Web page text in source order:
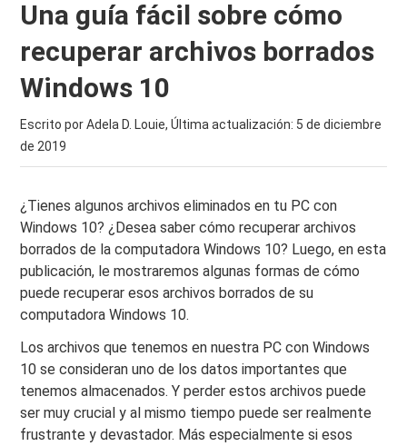
Una guía fácil sobre cómo
recuperar archivos borrados
Windows 10
Escrito por Adela D. Louie, Última actualización: 5 de diciembre
de 2019
¿Tienes algunos archivos eliminados en tu PC con
Windows 10? ¿Desea saber cómo recuperar archivos
borrados de la computadora Windows 10? Luego, en esta
publicación, le mostraremos algunas formas de cómo
puede recuperar esos archivos borrados de su
computadora Windows 10.
Los archivos que tenemos en nuestra PC con Windows
10 se consideran uno de los datos importantes que
tenemos almacenados. Y perder estos archivos puede
ser muy crucial y al mismo tiempo puede ser realmente
frustrante y devastador. Más especialmente si esos